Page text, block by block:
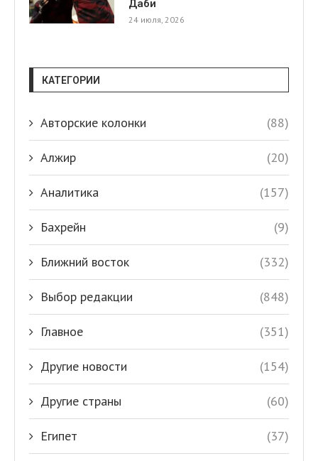
Даби
24 июля, 2026
КАТЕГОРИИ
Авторские колонки (88)
Алжир (20)
Аналитика (157)
Бахрейн (9)
Ближний восток (332)
Выбор редакции (848)
Главное (351)
Другие новости (154)
Другие страны (60)
Египет (37)